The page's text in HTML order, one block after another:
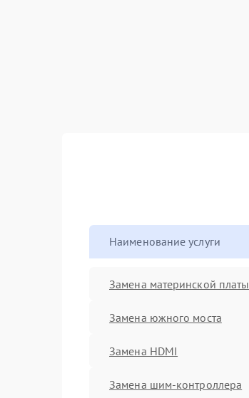
Наименование услуги
Замена материнской платы
Замена южного моста
Замена HDMI
Замена шим-контроллера